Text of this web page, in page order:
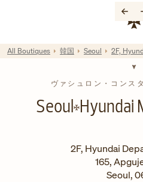
コーポレートサイトへの
Return to Nav
ヴァシュロン・コンス
Seoul Hyundai
2F, Hyundai
165,
Seoul,
All Boutiques 韓国 Seoul 2F,